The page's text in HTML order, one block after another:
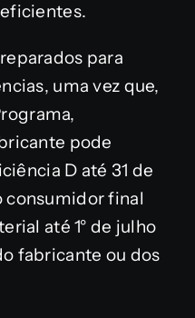
para
uma vez que,
pode
D até 31 de
consumidor final
até 1° de julho
fabricante ou dos